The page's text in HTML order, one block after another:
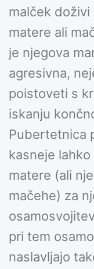
malček
matere ali
je njegova
agresivna,
poistoveti s
iskanju
Pubertetnica
kasneje
matere (ali
mačehe) za
pri tem
naslavljajo